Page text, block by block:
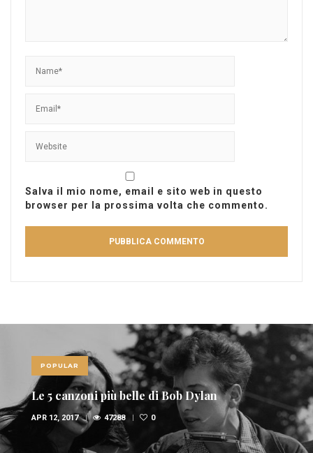
Salva il mio nome, email e sito web in questo
browser per la prossima volta che commento.
POPULAR
Le 5 canzoni più belle di Bob Dylan
APR 12, 2017 47288 0